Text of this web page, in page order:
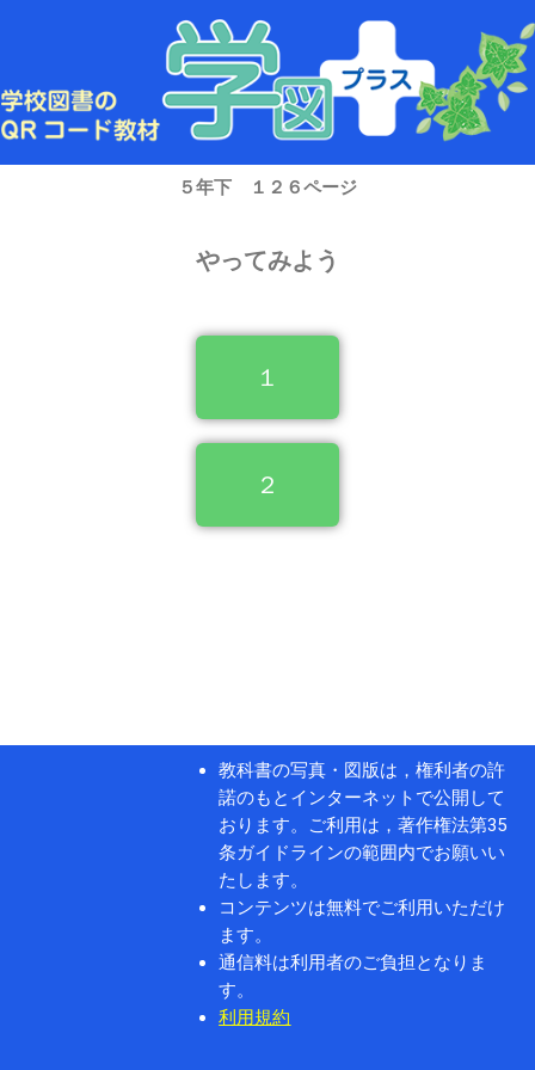
ス
キ
５年下 １２６ページ
やってみよう
１
２
教科書の写真・図版は，権利者の許
諾のもとインターネットで公開して
おります。ご利用は，著作権法第35
条ガイドラインの範囲内でお願いい
たします。
コンテンツは無料でご利用いただけ
ます。
通信料は利用者のご負担となりま
す。
利用規約